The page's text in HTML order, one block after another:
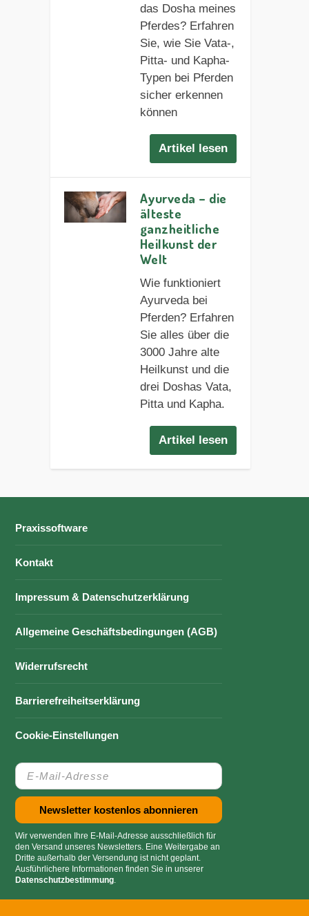
das Dosha meines
Pferdes? Erfahren
Sie, wie Sie Vata-,
Pitta- und Kapha-
Typen bei Pferden
sicher erkennen
können
Artikel lesen
Ayurveda – die
älteste
ganzheitliche
Heilkunst der
Welt
Wie funktioniert
Ayurveda bei
Pferden? Erfahren
Sie alles über die
3000 Jahre alte
Heilkunst und die
drei Doshas Vata,
Pitta und Kapha.
Artikel lesen
Praxissoftware
Kontakt
Impressum & Datenschutzerklärung
Allgemeine Geschäftsbedingungen (AGB)
Widerrufsrecht
Barrierefreiheitserklärung
Cookie-Einstellungen
Wir verwenden Ihre E-Mail-Adresse ausschließlich für
den Versand unseres Newsletters. Eine Weitergabe an
Dritte außerhalb der Versendung ist nicht geplant.
Ausführlichere Informationen finden Sie in unserer
Datenschutzbestimmung